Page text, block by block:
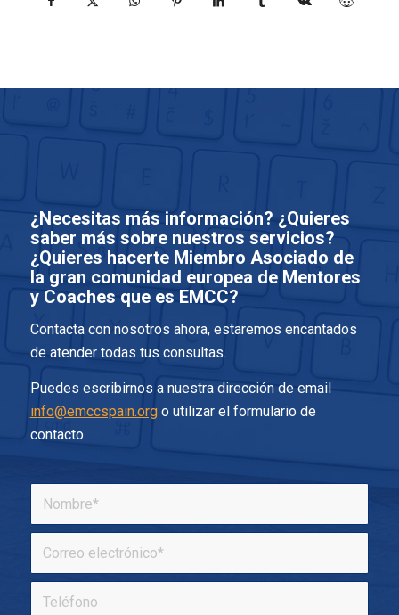
¿Necesitas más información? ¿Quieres
saber más sobre nuestros servicios?
¿Quieres hacerte Miembro Asociado de
la gran comunidad europea de Mentores
y Coaches que es EMCC?
Contacta con nosotros ahora, estaremos encantados
de atender todas tus consultas.
Puedes escribirnos a nuestra dirección de email
info@emccspain.orgo utilizar el formulario de
contacto.